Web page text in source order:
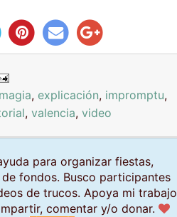
, explicación, impromptu,
, valencia, video
para organizar fiestas,
fondos. Busco participantes
de trucos. Apoya mi trabajo
comentar y/o donar.